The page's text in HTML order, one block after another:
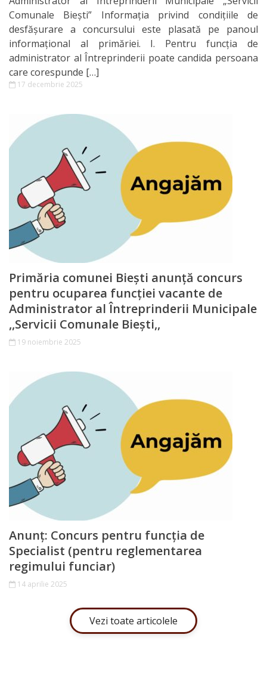
publică
Grădiniță
Resurse
media
Noutăți
Galerie
Foto
Galerie
Video
Contacte
Comunale Biești” Informația privind condițiile de
desfășurare a concursului este plasată pe panoul
informațional al primăriei. I. Pentru funcţia de
administrator al Întreprinderii poate candida persoana
care corespunde […]
17 decembrie 2025
Primăria comunei Biești anunță concurs
pentru ocuparea funcției vacante de
Administrator al Întreprinderii Municipale
,,Servicii Comunale Biești,,
19 noiembrie 2025
Anunț: Concurs pentru funcția de
Specialist (pentru reglementarea
regimului funciar)
14 aprilie 2025
Vezi toate articolele